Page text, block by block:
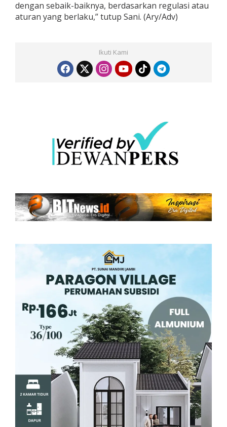
dengan sebaik-baiknya, berdasarkan regulasi atau
aturan yang berlaku,” tutup Sani. (Ary/Adv)
Ikuti Kami